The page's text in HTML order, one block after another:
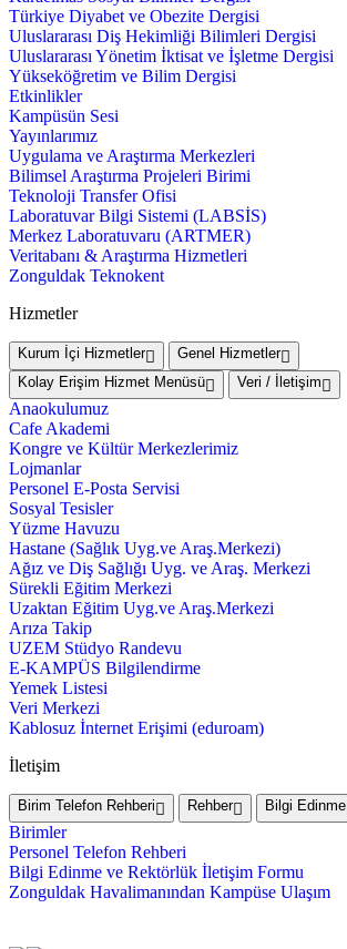
Türkiye Diyabet ve Obezite Dergisi
Uluslararası Diş Hekimliği Bilimleri Dergisi
Uluslararası Yönetim İktisat ve İşletme Dergisi
Yükseköğretim ve Bilim Dergisi
Etkinlikler
Kampüsün Sesi
Yayınlarımız
Uygulama ve Araştırma Merkezleri
Bilimsel Araştırma Projeleri Birimi
Teknoloji Transfer Ofisi
Laboratuvar Bilgi Sistemi (LABSİS)
Merkez Laboratuvaru (ARTMER)
Veritabanı & Araştırma Hizmetleri
Zonguldak Teknokent
Hizmetler
Kurum İçi Hizmetler
Genel Hizmetler
Kolay Erişim Hizmet Menüsü
Veri / İletişim
Anaokulumuz
Cafe Akademi
Kongre ve Kültür Merkezlerimiz
Lojmanlar
Personel E-Posta Servisi
Sosyal Tesisler
Yüzme Havuzu
Hastane (Sağlık Uyg.ve Araş.Merkezi)
Ağız ve Diş Sağlığı Uyg. ve Araş. Merkezi
Sürekli Eğitim Merkezi
Uzaktan Eğitim Uyg.ve Araş.Merkezi
Arıza Takip
UZEM Stüdyo Randevu
E-KAMPÜS Bilgilendirme
Yemek Listesi
Veri Merkezi
Kablosuz İnternet Erişimi (eduroam)
İletişim
Birim Telefon Rehberi Rehber Bilgi Edinme
Birimler
Personel Telefon Rehberi
Bilgi Edinme ve Rektörlük İletişim Formu
Zonguldak Havalimanından Kampüse Ulaşım